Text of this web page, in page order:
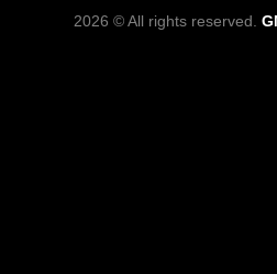
2026 © All rights reserved.